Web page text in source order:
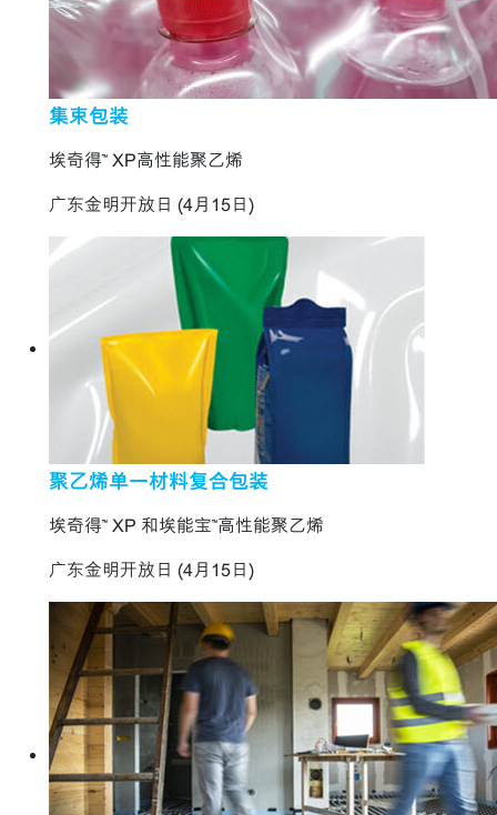
集束包装
埃奇得™ XP高性能聚乙烯
广东金明开放日 (4月15日)
聚乙烯单一材料复合包装
埃奇得™ XP 和埃能宝™高性能聚乙烯
广东金明开放日 (4月15日)